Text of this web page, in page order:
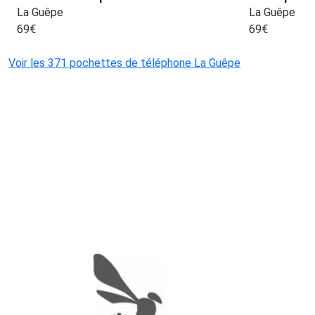
La Guêpe
69€
La Guêpe
69€
Voir les 371 pochettes de téléphone La Guêpe